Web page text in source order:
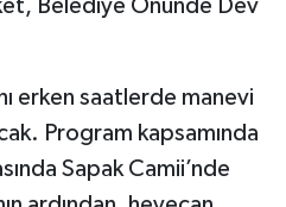
Belediye Önünde Dev
erken saatlerde manevi
Program kapsamında
Sapak Camii’nde